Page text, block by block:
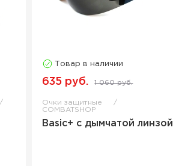
Товар в наличии
635 руб. 1 060 руб.
Очки защитные
COMBATSHOP
Basic+ с дымчатой линзой